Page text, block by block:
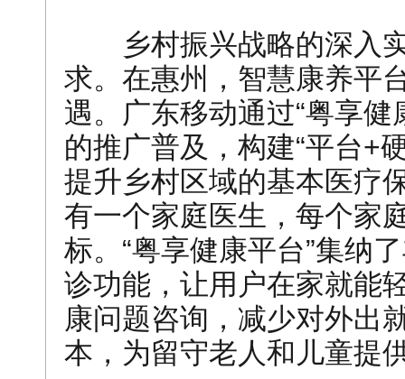
乡村振兴战略的深入实
求。在惠州，智慧康养平
遇。广东移动通过“粤享
的推广普及，构建“平台+
提升乡村区域的基本医疗
有一个家庭医生，每个家
标。“粤享健康平台”集纳
诊功能，让用户在家就能
康问题咨询，减少对外出
本，为留守老人和儿童提